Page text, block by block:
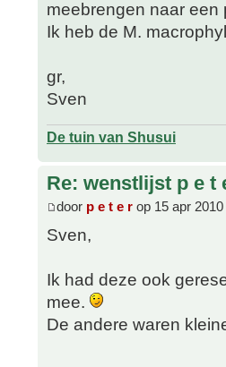
meebrengen naar een
Ik heb de M.
gr,
Sven
De tuin van Shusui
Re: wenstlijst p e t
door p e t e r op 15 apr
Sven,
Ik had deze ook
mee.
De andere waren